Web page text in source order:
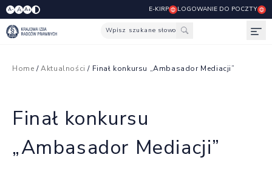
A- A A+ E-KIRP LOGOWANIE DO POCZTY
Wpisz szukane słowo
Home /Aktualności / Finał konkursu „Ambasador Mediacji”
Finał konkursu
„Ambasador Mediacji”